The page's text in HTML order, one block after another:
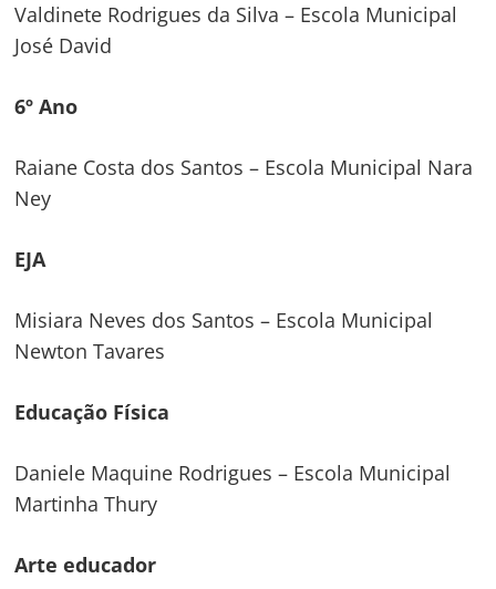
Valdinete Rodrigues da Silva – Escola Municipal
José David
6º Ano
Raiane Costa dos Santos – Escola Municipal Nara
Ney
EJA
Misiara Neves dos Santos – Escola Municipal
Newton Tavares
Educação Física
Daniele Maquine Rodrigues – Escola Municipal
Martinha Thury
Arte educador